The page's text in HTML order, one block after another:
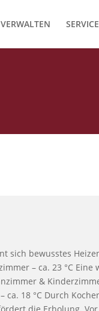
VERWALTEN SERVICE